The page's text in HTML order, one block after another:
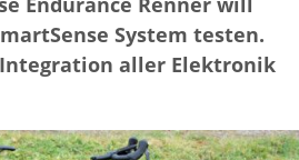
System testen.
aller Elektronik